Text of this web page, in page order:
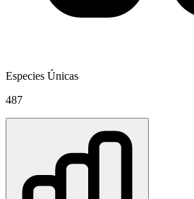
Especies Únicas
487